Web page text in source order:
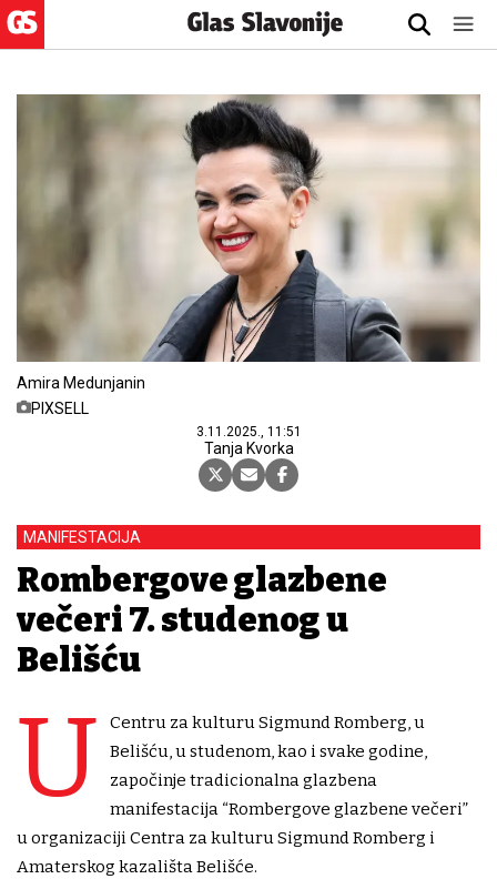
Amira Medunjanin
PIXSELL
3.11.2025., 11:51
Tanja Kvorka
MANIFESTACIJA
Rombergove glazbene
večeri 7. studenog u
Belišću
U
Centru za kulturu Sigmund Romberg, u
Belišću, u studenom, kao i svake godine,
započinje tradicionalna glazbena
manifestacija “Rombergove glazbene večeri”
u organizaciji Centra za kulturu Sigmund Romberg i
Amaterskog kazališta Belišće.